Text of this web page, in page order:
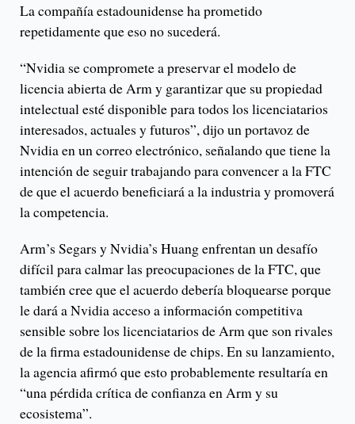
La compañía estadounidense ha prometido
repetidamente que eso no sucederá.
“Nvidia se compromete a preservar el modelo de
licencia abierta de Arm y garantizar que su propiedad
intelectual esté disponible para todos los licenciatarios
interesados, actuales y futuros”, dijo un portavoz de
Nvidia en un correo electrónico, señalando que tiene la
intención de seguir trabajando para convencer a la FTC
de que el acuerdo beneficiará a la industria y promoverá
la competencia.
Arm’s Segars y Nvidia’s Huang enfrentan un desafío
difícil para calmar las preocupaciones de la FTC, que
también cree que el acuerdo debería bloquearse porque
le dará a Nvidia acceso a información competitiva
sensible sobre los licenciatarios de Arm que son rivales
de la firma estadounidense de chips. En su lanzamiento,
la agencia afirmó que esto probablemente resultaría en
“una pérdida crítica de confianza en Arm y su
ecosistema”.